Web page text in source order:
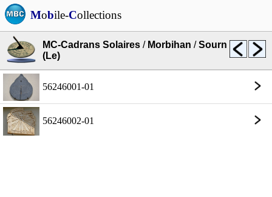
Mobile-Collections
MC-Cadrans Solaires / Morbihan /Sourn
(Le)
56246001-01
56246002-01